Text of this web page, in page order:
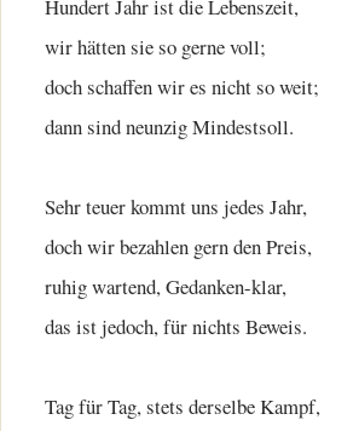
Hundert Jahr ist die Lebenszeit,
wir hätten sie so gerne voll;
doch schaffen wir es nicht so weit;
dann sind neunzig Mindestsoll.
Sehr teuer kommt uns jedes Jahr,
doch wir bezahlen gern den Preis,
ruhig wartend, Gedanken-klar,
das ist jedoch, für nichts Beweis.
Tag für Tag, stets derselbe Kampf,